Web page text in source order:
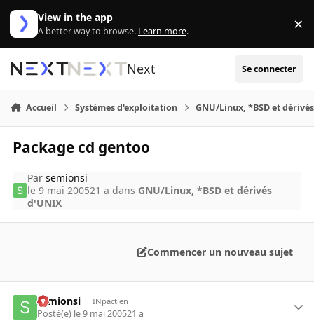
Aller au contenu
View in the app
A better way to browse. Learn more. ×
Next Se connecter
Accueil Systèmes d'exploitation GNU/Linux, *BSD et
Package cd gentoo
Parsemionsi
le 9 mai 200521 a dans GNU/Linux, *BSD et dérivés
d'UNIX
Commencer un nouveau sujet
semionsi INpactien
Posté(e) le 9 mai 200521 a